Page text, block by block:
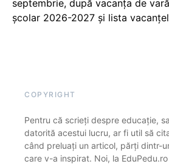
septembrie, după vacanța de
școlar 2026-2027 și lista
COPYRIGHT
Pentru că scrieți despre educație,
datorită acestui lucru, ar fi util să
când preluați un articol, părți dintr-
care v-a inspirat. Noi, la